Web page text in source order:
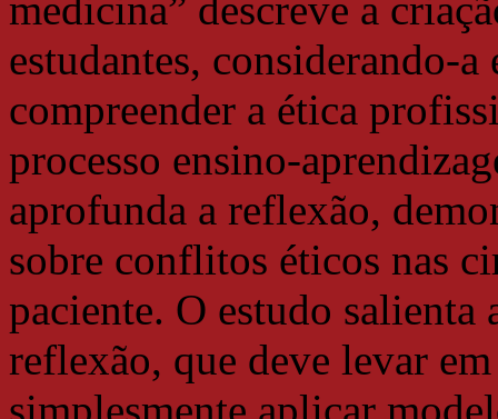
estudantes, considerando-
compreender a ética
processo ensino-
aprofunda a reflexão,
sobre conflitos éticos nas
paciente. O estudo
reflexão, que deve levar
simplesmente aplicar